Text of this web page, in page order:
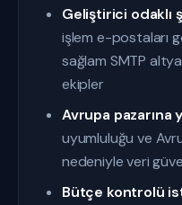
Geliştirici odaklı
işlem e-postaları
sağlam SMTP
ekipler
Avrupa pazarına
uyumluluğu ve
nedeniyle veri
Bütçe kontrolü